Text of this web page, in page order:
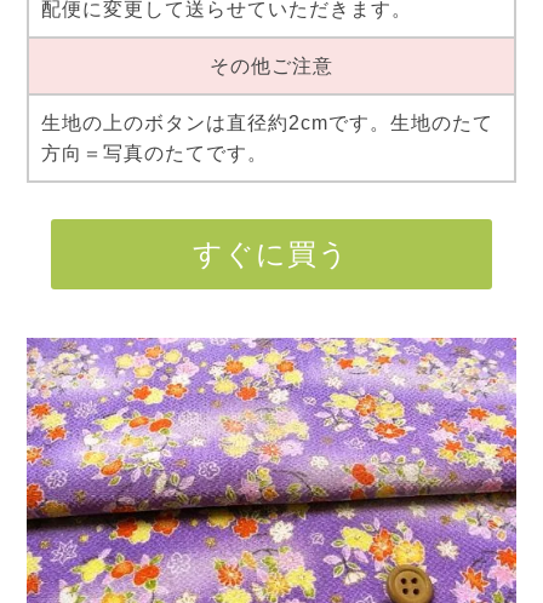
配便に変更して送らせていただきます。
その他ご注意
生地の上のボタンは直径約2cmです。生地のたて
方向＝写真のたてです。
すぐに買う